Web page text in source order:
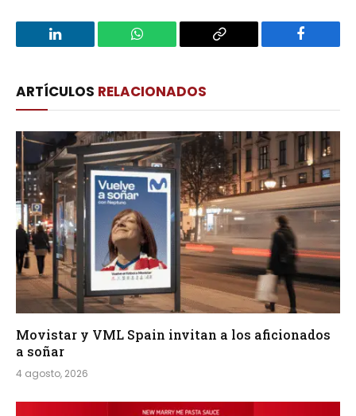
LinkedIn WhatsApp
Copy
Facebook
ARTÍCULOS RELACIONADOS
Movistar y VML Spain invitan a los aficionados
a soñar
4 agosto, 2026